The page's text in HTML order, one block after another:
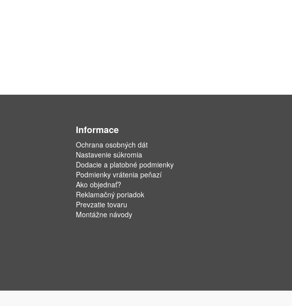
Informace
Ochrana osobných dát
Nastavenie súkromia
Dodacie a platobné podmienky
Podmienky vrátenia peňazí
Ako objednať?
Reklamačný poriadok
Prevzatie tovaru
Montážne návody